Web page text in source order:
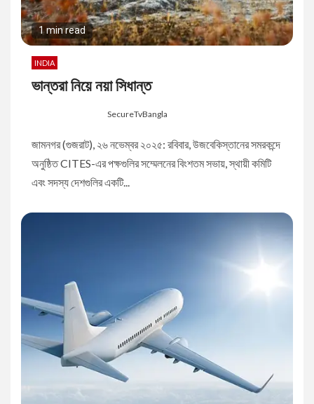
1 min read
INDIA
ভান্তরা নিয়ে নয়া সিধান্ত
SecureTvBangla
জামনগর (গুজরাট), ২৬ নভেম্বর ২০২৫: রবিবার, উজবেকিস্তানের সমরকন্দে
অনুষ্ঠিত CITES-এর পক্ষগুলির সম্মেলনের বিংশতম সভায়, স্থায়ী কমিটি
এবং সদস্য দেশগুলির একটি...